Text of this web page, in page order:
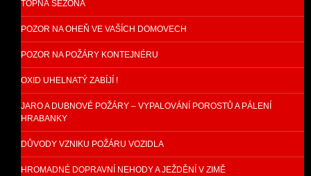
TOPNÁ SEZÓNA
POZOR NA OHEŇ VE VAŠÍCH DOMOVECH
POZOR NA POŽÁRY KONTEJNÉRU
OXID UHELNATÝ ZABÍJÍ !
JARO A DUBNOVÉ POŽÁRY – VYPALOVÁNÍ POROSTŮ A PÁLENÍ
HRABANKY
DŮVODY VZNIKU POŽÁRU VOZIDLA
HROMADNÉ DOPRAVNÍ NEHODY A JEŽDĚNÍ V ZIMĚ